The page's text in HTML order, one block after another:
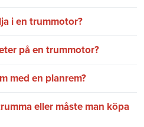
i en trummotor?
på en trummotor?
med en planrem?
eller måste man köpa